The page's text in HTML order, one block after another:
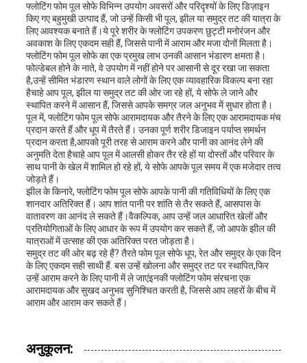
फ्लोटिंग फोम पूल सोफे विभिन्न उपयोग अवसरों और परिदृश्यों के लिए डिज़ाइन
किए गए बहुमुखी उत्पाद हैं, जो उन्हें किसी भी पूल, झील या समुद्र तट की यात्रा के
लिए आवश्यक बनाते हैं।ये पूरे शरीर के फ्लोटिंग उपकरण छुट्टी मनोरंजन और
अवकाश के लिए एकदम सही हैं, जिससे पानी में आराम और मजा दोनों मिलता है।
फ्लोटिंग फोम पूल सोफे का एक प्रमुख लाभ उनकी आसान भंडारण क्षमता है।
फोल्डेबल होने के नाते, वे उपयोग में नहीं होने पर आसानी से दूर रखा जा सकता
है,उन्हें सीमित भंडारण स्थान वाले लोगों के लिए एक व्यावहारिक विकल्प बना रहा
हैचाहे आप पूल, झील या समुद्र तट की ओर जा रहे हों, ये सोफे ले जाने और
स्थापित करने में आसान हैं, जिससे आपके समग्र जल अनुभव में सुधार होता है।
पूल में, फ्लोटिंग फोम पूल सोफे आरामदायक और तैरने के लिए एक आरामदायक मंच
प्रदान करते हैं और धूप में तैरते हैं। उनका पूर्ण शरीर डिजाइन पर्याप्त समर्थन
प्रदान करता है,आपको पूरी तरह से आराम करने और पानी का आनंद लेने की
अनुमति देता हैचाहे आप पूल में आलसी होकर तैर रहे हों या दोस्तों और परिवार के
साथ पानी के खेल में शामिल हो रहे हों, ये सोफे आपके पूल समय में एक मजेदार तत्व
जोड़ते हैं।
झील के किनारे, फ्लोटिंग फोम पूल सोफे आपके पानी की गतिविधियों के लिए एक
शानदार अतिरिक्त हैं। आप शांत पानी पर शांति से तैर सकते हैं, आसपास के
वातावरण का आनंद ले सकते हैं।वैकल्पिक, आप उन्हें जल आधारित खेलों और
प्रतियोगिताओं के लिए आधार के रूप में उपयोग कर सकते हैं, जो आपके झील की
यात्राओं में उत्साह की एक अतिरिक्त परत जोड़ता है।
समुद्र तट की ओर बढ़ रहे हैं? तैरते फोम पूल सोफे धूप, रेत और समुद्र के एक दिन
के लिए एकदम सही साथी हैं. बस उन्हें खोलना और समुद्र तट पर स्थापित,फिर
उन्हें आराम करने के लिए पानी में ले जाएंइनकी फ्लोटिंग फोम संरचना एक
आरामदायक और सुखद अनुभव सुनिश्चित करती है, जिससे आप लहरों के बीच में
आराम और आराम कर सकते हैं।
अनुकूलन: